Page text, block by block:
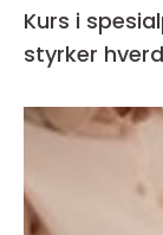
Kurs i
styrker